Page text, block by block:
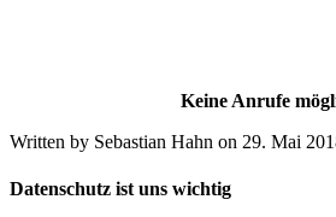
Keine Anrufe
Written by Sebastian Hahn on 29. Mai
Datenschutz ist uns wichtig